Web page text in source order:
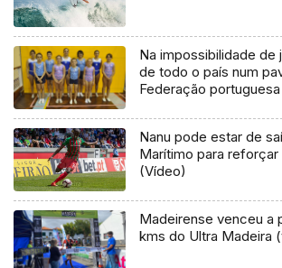
Na impossibilidade de
de todo o país num
Federação portuguesa
de trampolins por um
Nanu pode estar de
Marítimo para reforçar
(Vídeo)
Madeirense venceu a
kms do Ultra Madeira